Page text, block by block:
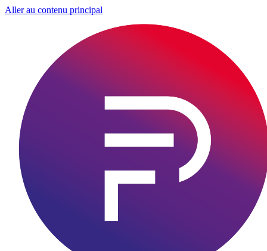
Aller au contenu principal